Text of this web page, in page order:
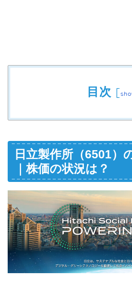
目次 [
日立製作所（6501）
｜株価の状況は？